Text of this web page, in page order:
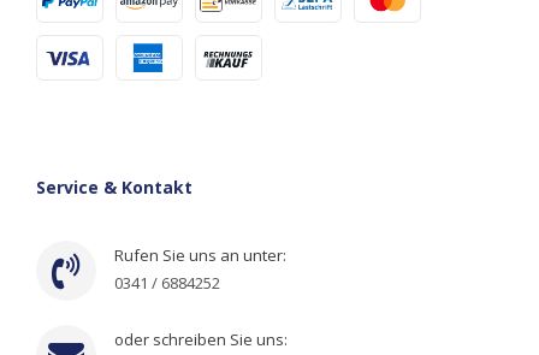
Service & Kontakt
Rufen Sie uns an unter:
0341 / 6884252
oder schreiben Sie uns: